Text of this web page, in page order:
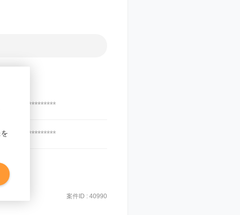
案件ID : 40990